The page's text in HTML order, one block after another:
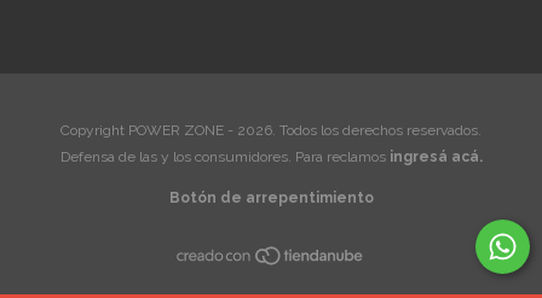
Copyright POWER ZONE - 2026. Todos los derechos reservados.
Defensa de las y los consumidores. Para reclamos ingresá acá.
Botón de arrepentimiento